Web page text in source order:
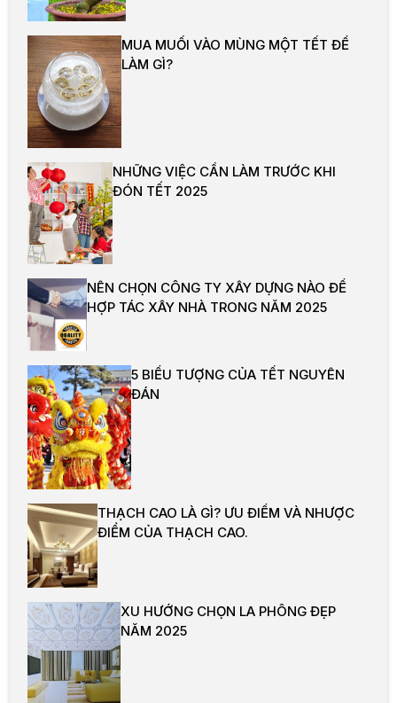
MUA MUỐI VÀO MÙNG MỘT TẾT ĐỂ
LÀM GÌ?
NHỮNG VIỆC CẦN LÀM TRƯỚC KHI
ĐÓN TẾT 2025
NÊN CHỌN CÔNG TY XÂY DỰNG NÀO ĐỂ
HỢP TÁC XÂY NHÀ TRONG NĂM 2025
5 BIỂU TƯỢNG CỦA TẾT NGUYÊN
ĐÁN
THẠCH CAO LÀ GÌ? ƯU ĐIỂM VÀ NHƯỢC
ĐIỂM CỦA THẠCH CAO.
XU HƯỚNG CHỌN LA PHÔNG ĐẸP
NĂM 2025